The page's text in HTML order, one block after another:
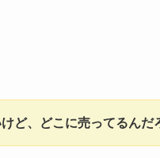
ど、どこに売ってるんだ